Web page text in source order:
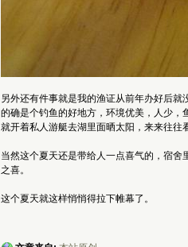
另外还有件事就是我的渔证从前年办好后
的确是个钓鱼的好地方，环境优美，人少
就开着私人游艇去湖里面晒太阳，来来往往
当然这个夏天还是带给人一点喜气的，宿
之喜。
这个夏天就这样悄悄得拉下帷幕了。